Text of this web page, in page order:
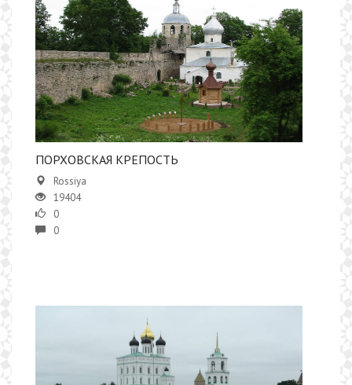
ПОРХОВСКАЯ КРЕПОСТЬ
Rossiya
19404
0
0